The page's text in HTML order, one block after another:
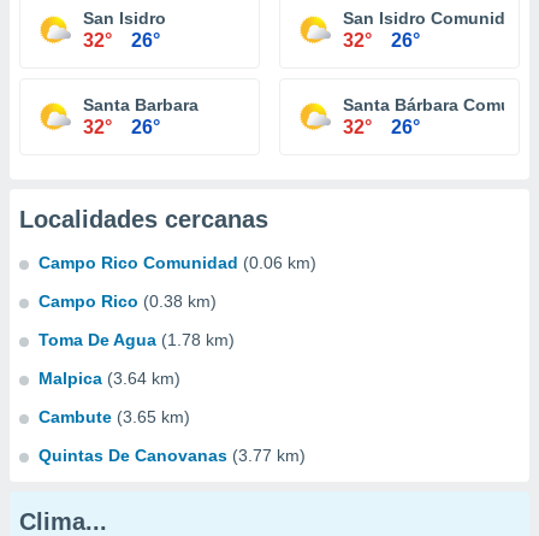
San Isidro
32° 26°
San Isidro Comunidad
32° 26°
Santa Barbara
32° 26°
Santa Bárbara
32° 26°
Localidades cercanas
Campo Rico Comunidad (0.06 km)
Campo Rico (0.38 km)
Toma De Agua (1.78 km)
Malpica (3.64 km)
Cambute (3.65 km)
Quintas De Canovanas (3.77 km)
Clima...